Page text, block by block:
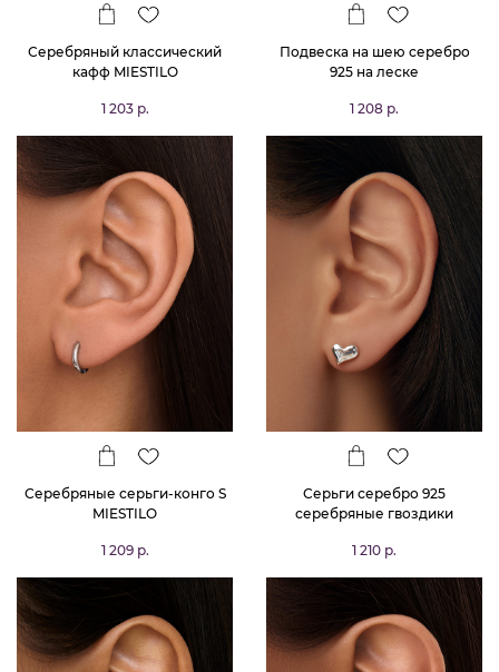
Серебряный классический
кафф MIESTILO
1 203 р.
Подвеска на шею серебро
925 на леске
1 208 р.
Серебряные серьги-конго S
MIESTILO
1 209 р.
Серьги серебро 925
серебряные гвоздики
1 210 р.